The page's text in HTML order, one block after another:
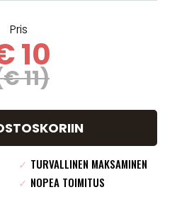
Pris
10
11)
✓ TURVALLINEN MAKSAMINEN
✓ NOPEA TOIMITUS